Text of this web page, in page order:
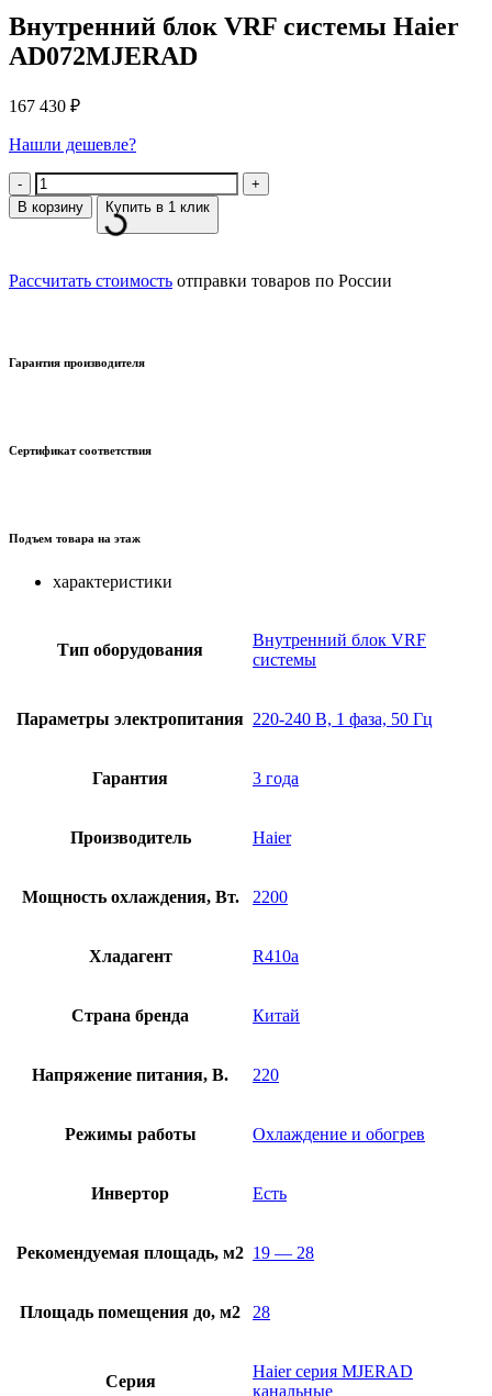
Внутренний блок VRF системы Haier
AD072MJERAD
167 430 ₽
Нашли дешевле?
Количество
В корзину Купить в 1 клик
Рассчитать стоимость отправки товаров по России
Гарантия производителя
Сертификат соответствия
Подъем товара на этаж
характеристики
Тип оборудования
Внутренний блок VRF
системы
Параметры электропитания 220-240 В, 1 фаза, 50 Гц
Гарантия 3 года
Производитель Haier
Мощность охлаждения, Вт. 2200
Хладагент R410a
Страна бренда Китай
Напряжение питания, В. 220
Режимы работы Охлаждение и обогрев
Инвертор Есть
Рекомендуемая площадь, м2 19 — 28
Площадь помещения до, м2 28
Серия
Haier серия MJERAD
канальные